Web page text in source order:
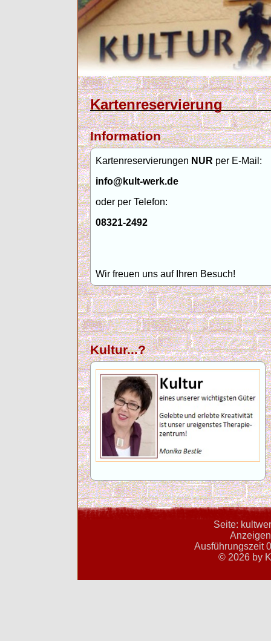
Kartenreservierung
Information
Kartenreservierungen NUR per E-Mail:
info@kult-werk.de
oder per Telefon:
08321-2492
Wir freuen uns auf Ihren Besuch!
Kultur...?
Seite:
Ausführungszeit
© 2026 by